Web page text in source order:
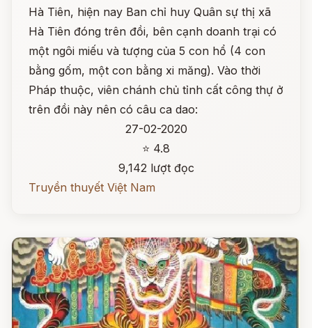
Hà Tiên, hiện nay Ban chỉ huy Quân sự thị xã
Hà Tiên đóng trên đồi, bên cạnh doanh trại có
một ngôi miếu và tượng của 5 con hổ (4 con
bằng gốm, một con bằng xi măng). Vào thời
Pháp thuộc, viên chánh chủ tỉnh cất công thự ở
trên đồi này nên có câu ca dao:
27-02-2020
⭐ 4.8
9,142 lượt đọc
Truyền thuyết Việt Nam